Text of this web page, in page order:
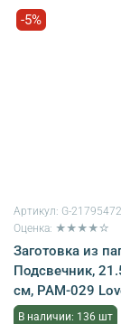
-5%
Артикул: G-
Оценка: ★★★★☆
Заготовка из
Подсвечник,
см, PAM-029
В наличии: 136 шт